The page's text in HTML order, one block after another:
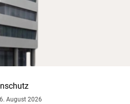
August 2026